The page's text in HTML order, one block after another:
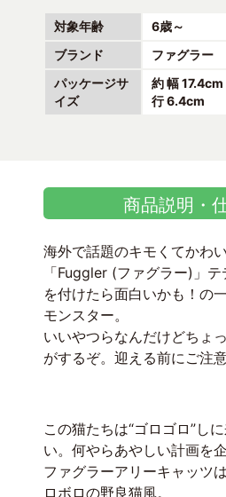
対象年齢
6歳～
ブランド
ファグラー
パッケージサ
イズ
約 幅
行 6.4cm
商品説明・
海外で話題のキモくてかわ
「Fuggler (ファグラー)」
を付けたら面白いかも！の
モンスター。
いいやつらなんだけどちょ
がするぞ。迎える前にご注意
この猫たちは“ゴロゴロ”し
い。何やらあやしい計画を
ファグラーアリーキャッツ
ロボロの野良猫風。